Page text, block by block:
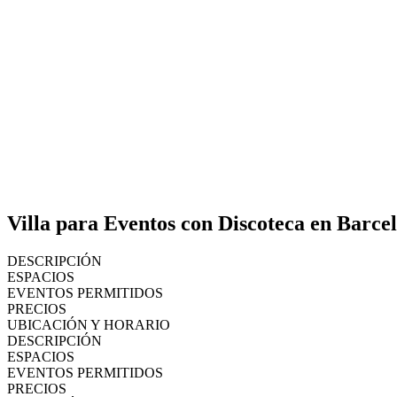
Villa para Eventos con Discoteca en
DESCRIPCIÓN
ESPACIOS
EVENTOS PERMITIDOS
PRECIOS
UBICACIÓN Y HORARIO
DESCRIPCIÓN
ESPACIOS
EVENTOS PERMITIDOS
PRECIOS